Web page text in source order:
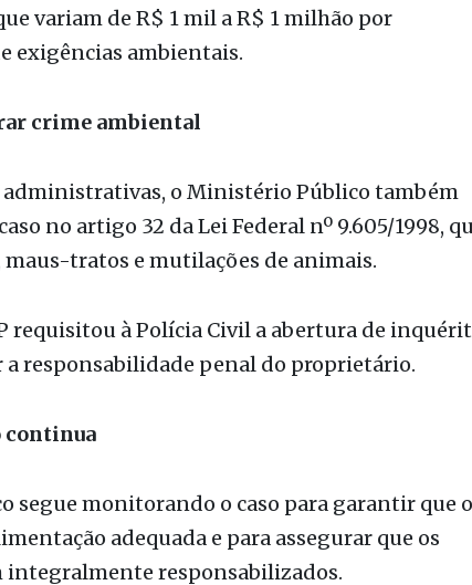
crime ambiental
o Ministério Público também
tratos e mutilações de animais.
requisitou à Polícia Civil a abertura de inquérito
segue monitorando o caso para garantir que os
integralmente responsabilizados.